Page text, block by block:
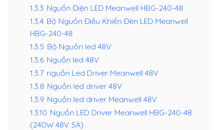
1.3.3 Nguồn Điện LED Meanwell HBG-240-48
1.3.4 Bộ Nguồn Điều Khiển Đèn LED Meanwell
HBG-240-48
1.3.5 Bộ Nguồn led 48V
1.3.6 Nguồn led 48V
1.3.7 nguồn Led Driver Meanwell 48V
1.3.8 Nguồn led driver 48V
1.3.9 Nguồn led driver Meanwell 48V
1.3.10 Nguồn LED Driver Meanwell HBG-240-48
(240W 48V 5A)